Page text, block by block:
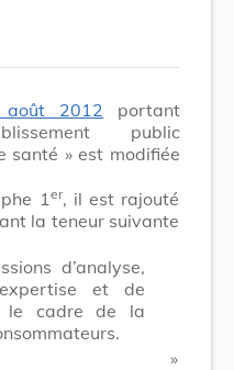
2012 portant
public
santé » est modifiée
1 er, il est rajouté
la teneur suivante
d’analyse,
et de
le cadre de la
​ »